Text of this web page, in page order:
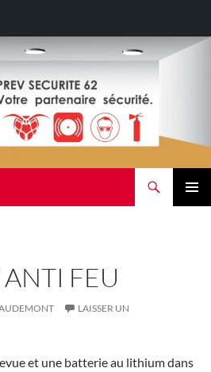
FEU
LAISSER UN
et une batterie au lithium dans